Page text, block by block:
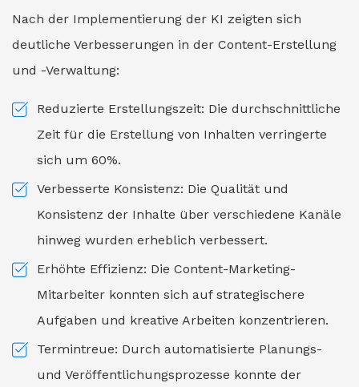
Nach der Implementierung der KI zeigten sich
deutliche Verbesserungen in der Content-Erstellung
und -Verwaltung:
Reduzierte Erstellungszeit: Die durchschnittliche
Zeit für die Erstellung von Inhalten verringerte
sich um 60%.
Verbesserte Konsistenz: Die Qualität und
Konsistenz der Inhalte über verschiedene Kanäle
hinweg wurden erheblich verbessert.
Erhöhte Effizienz: Die Content-Marketing-
Mitarbeiter konnten sich auf strategischere
Aufgaben und kreative Arbeiten konzentrieren.
Termintreue: Durch automatisierte Planungs-
und Veröffentlichungsprozesse konnte der